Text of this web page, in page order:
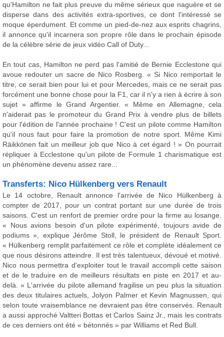
qu'Hamilton ne fait plus preuve du même sérieux que naguère et se
disperse dans des activités extra-sportives, ce dont l'intéressé se
moque éperdument. Et comme un pied-de-nez aux esprits chagrins,
il annonce qu'il incarnera son propre rôle dans le prochain épisode
de la célèbre série de jeux vidéo Call of Duty...
En tout cas, Hamilton ne perd pas l'amitié de Bernie Ecclestone qui
avoue redouter un sacre de Nico Rosberg. « Si Nico remportait le
titre, ce serait bien pour lui et pour Mercedes, mais ce ne serait pas
forcément une bonne chose pour la F1, car il n'y a rien à écrire à son
sujet » affirme le Grand Argentier. « Même en Allemagne, cela
n'aiderait pas le promoteur du Grand Prix à vendre plus de billets
pour l'édition de l'année prochaine ! C'est un pilote comme Hamilton
qu'il nous faut pour faire la promotion de notre sport. Même Kimi
Räikkönen fait un meilleur job que Nico à cet égard ! » On pourrait
répliquer à Ecclestone qu'un pilote de Formule 1 charismatique est
un phénomène devenu assez rare...
Transferts: Nico Hülkenberg vers Renault
Le 14 octobre, Renault annonce l'arrivée de Nico Hülkenberg à
compter de 2017, pour un contrat portant sur une durée de trois
saisons. C'est un renfort de premier ordre pour la firme au losange.
« Nous avions besoin d'un pilote expérimenté, toujours avide de
podiums », explique Jérôme Stoll, le président de Renault Sport.
« Hülkenberg remplit parfaitement ce rôle et complète idéalement ce
que nous désirons atteindre. Il est très talentueux, dévoué et motivé.
Nico nous permettra d'exploiter tout le travail accompli cette saison
et de le traduire en de meilleurs résultats en piste en 2017 et au-
delà. » L'arrivée du pilote allemand fragilise un peu plus la situation
des deux titulaires actuels, Jolyon Palmer et Kevin Magnussen, qui
selon toute vraisemblance ne devraient pas être conservés. Renault
a aussi approché Valtteri Bottas et Carlos Sainz Jr., mais les contrats
de ces derniers ont été « bétonnés » par Williams et Red Bull.